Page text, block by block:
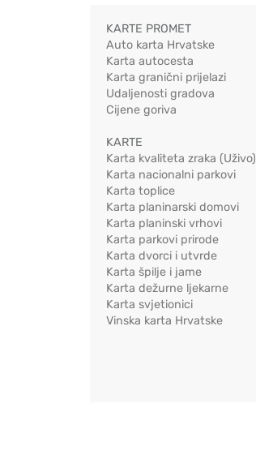
KARTE PROMET
Auto karta Hrvatske
Karta autocesta
Karta granični prijelazi
Udaljenosti gradova
Cijene goriva
KARTE
Karta kvaliteta zraka (Uživo)
Karta nacionalni parkovi
Karta toplice
Karta planinarski domovi
Karta planinski vrhovi
Karta parkovi prirode
Karta dvorci i utvrde
Karta špilje i jame
Karta dežurne ljekarne
Karta svjetionici
Vinska karta Hrvatske